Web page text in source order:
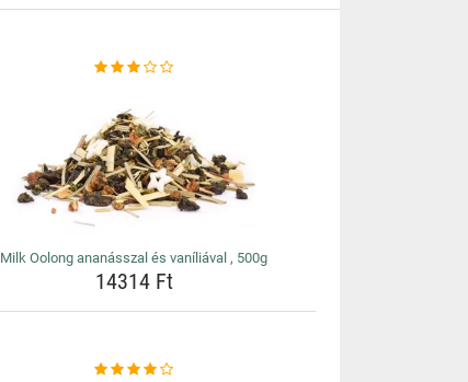
Milk Oolong ananásszal és vaníliával , 500g
14314 Ft